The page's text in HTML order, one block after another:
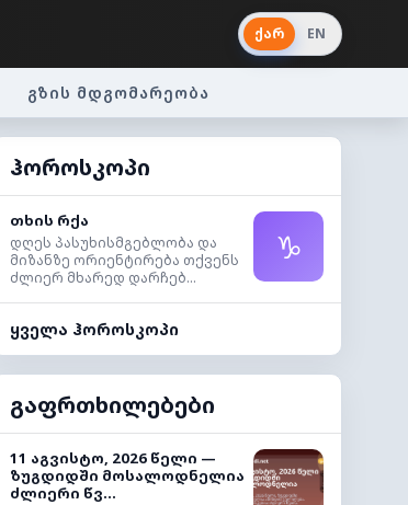
ქარ EN
გზის მდგომარეობა
ჰოროსკოპი
თხის რქა
დღეს პასუხისმგებლობა და
მიზანზე ორიენტირება თქვენს
ძლიერ მხარედ დარჩებ...
♑
ყველა ჰოროსკოპი
გაფრთხილებები
11 აგვისტო, 2026 წელი —
ზუგდიდში მოსალოდნელია
ძლიერი წვ...